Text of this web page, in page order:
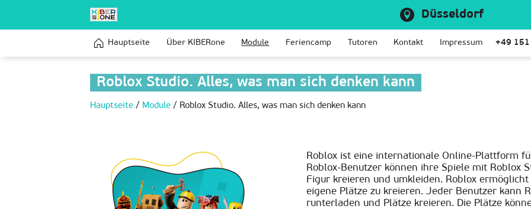
Düsseldorf
Hauptseite Über KIBERone Module Feriencamp Tutoren Kontakt Impressum +49
Roblox Studio. Alles, was man sich denken kann
Hauptseite / Module / Roblox Studio. Alles, was man sich denken kann
Roblox ist eine internationale Online-Plattform
Roblox-Benutzer können ihre Spiele mit Roblox
Figur kreieren und umkleiden. Roblox
eigene Plätze zu kreieren. Jeder Benutzer kann
runterladen und Plätze kreieren. Die Plätze